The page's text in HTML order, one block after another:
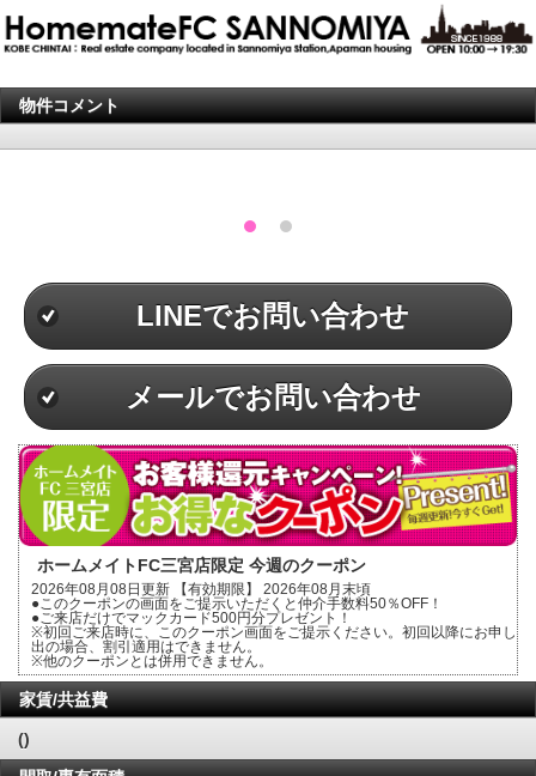
物件コメント
LINEでお問い合わせ
メールでお問い合わせ
ホームメイトFC三宮店限定 今週のクーポン
2026年08月08日更新 【有効期限】 2026年08月末頃
●このクーポンの画面をご提示いただくと仲介手数料50％OFF！
●ご来店だけでマックカード500円分プレゼント！
※初回ご来店時に、このクーポン画面をご提示ください。初回以降にお申し
出の場合、割引適用はできません。
※他のクーポンとは併用できません。
家賃/共益費
()